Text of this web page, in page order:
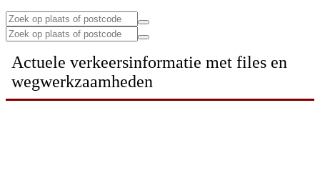
Actuele verkeersinformatie met files en
wegwerkzaamheden